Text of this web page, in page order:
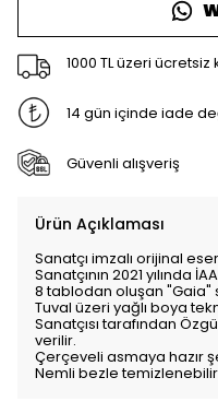
1000 TL üzeri ücretsiz
14 gün içinde iade
Güvenli alışveriş
Ürün Açıklaması
Sanatçı imzalı orijinal
Sanatçının 2021 yılında
8 tablodan oluşan "Gaia"
Tuval üzeri yağlı boya
Sanatçısı tarafından
verilir.
Çerçeveli asmaya hazır
Nemli bezle